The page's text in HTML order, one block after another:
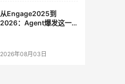
从Engage2025到
2026：Agent爆发这一
2026年08月03日